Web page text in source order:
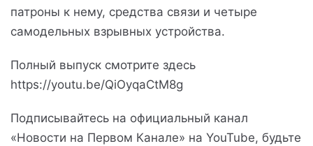
патроны к нему, средства связи и четыре
самодельных взрывных устройства.
Полный выпуск смотрите здесь
https://youtu.be/QiOyqaCtM8g
Подписывайтесь на официальный канал
«Новости на Первом Канале» на YouTube, будьте